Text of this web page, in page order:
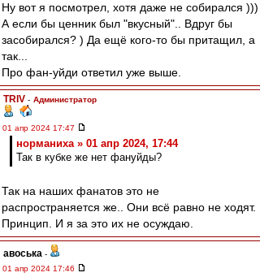
Ну вот я посмотрел, хотя даже не собирался )))
А если бы ценник был "вкусный".. Вдруг бы
засобирался? ) Да ещё кого-то бы притащил, а
так...
Про фан-уйди ответил уже выше.
TRIV - Администратор
01 апр 2024 17:47
норманиха » 01 апр 2024, 17:44
Так в кубке же нет фануйды?
Так на наших фанатов это не
распространяется же.. Они всё равно не ходят.
Принцип. И я за это их не осуждаю.
авоська -
01 апр 2024 17:46